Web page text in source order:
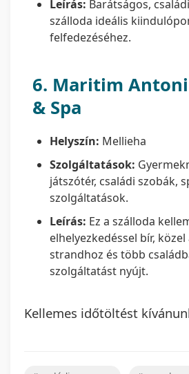
Leírás: Barátságos,
szálloda ideális
felfedezéséhez.
6. Maritim
& Spa
Helyszín: Mellieha
Szolgáltatások:
játszótér, családi szobák,
szolgáltatások.
Leírás: Ez a szálloda
elhelyezkedéssel bír,
strandhoz és több
szolgáltatást nyújt.
Kellemes időtöltést